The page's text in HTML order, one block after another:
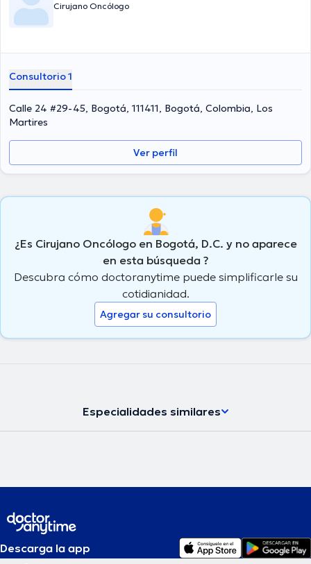
Cirujano Oncólogo
Consultorio 1
Calle 24 #29-45, Bogotá, 111411, Bogotá, Colombia, Los
Martires
Ver perfil
¿Es Cirujano Oncólogo en Bogotá, D.C. y no aparece
en esta búsqueda ?
Descubra cómo doctoranytime puede simplificarle su
cotidianidad.
Agregar su consultorio
Especialidades similares
Descarga la app